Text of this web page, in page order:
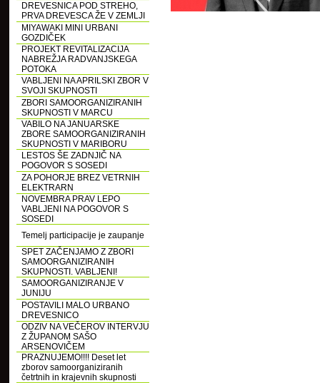
DREVESNICA POD STREHO,
PRVA DREVESCA ŽE V ZEMLJI
MIYAWAKI MINI URBANI
GOZDIČEK
PROJEKT REVITALIZACIJA
NABREŽJA RADVANJSKEGA
POTOKA
VABLJENI NA APRILSKI ZBOR V
SVOJI SKUPNOSTI
ZBORI SAMOORGANIZIRANIH
SKUPNOSTI V MARCU
VABILO NA JANUARSKE
ZBORE SAMOORGANIZIRANIH
SKUPNOSTI V MARIBORU
LESTOS ŠE ZADNJIČ NA
POGOVOR S SOSEDI
ZA POHORJE BREZ VETRNIH
ELEKTRARN
NOVEMBRA PRAV LEPO
VABLJENI NA POGOVOR S
SOSEDI
Temelj participacije je zaupanje
SPET ZAČENJAMO Z ZBORI
SAMOORGANIZIRANIH
SKUPNOSTI. VABLJENI!
SAMOORGANIZIRANJE V
JUNIJU
POSTAVILI MALO URBANO
DREVESNICO
ODZIV NA VEČEROV INTERVJU
Z ŽUPANOM SAŠO
ARSENOVIČEM
PRAZNUJEMO!!!! Deset let
zborov samoorganiziranih
četrtnih in krajevnih skupnosti